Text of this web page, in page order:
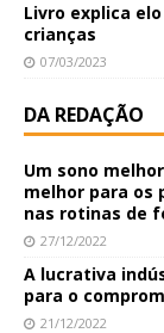
Livro explica
crianças
07/03/2023
DA REDAÇÃO
Um sono
melhor para os
nas rotinas de
27/12/2022
A lucrativa
para o
21/12/2022